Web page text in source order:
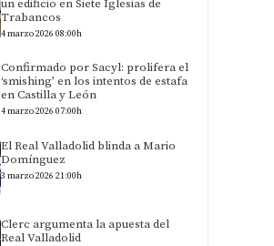
un edificio en Siete Iglesias de
Trabancos
4 marzo 2026 08:00h
Confirmado por Sacyl: prolifera el
‘smishing’ en los intentos de estafa
en Castilla y León
4 marzo 2026 07:00h
El Real Valladolid blinda a Mario
Domínguez
3 marzo 2026 21:00h
Clerc argumenta la apuesta del
Real Valladolid